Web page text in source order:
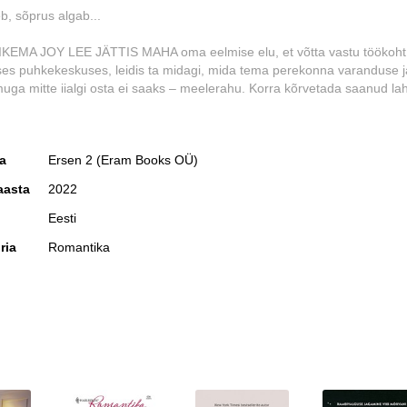
sõprus algab...
JOY LEE JÄTTIS MAHA oma eelmise elu, et võtta vastu töökoht
puhkekeskuses, leidis ta midagi, mida tema perekonna varanduse
mitte iialgi osta ei saaks – meelerahu. Korra kõrvetada saanud
on Summerʼs Endi kaupluse ja kohviku juhatamine. Alati. Mitte
iialgi seadma ohtu raskuste kiuste saavutatud turvatunnet – eriti
ha...
Ersen 2 (Eram Books OÜ)
2022
Eesti
Romantika